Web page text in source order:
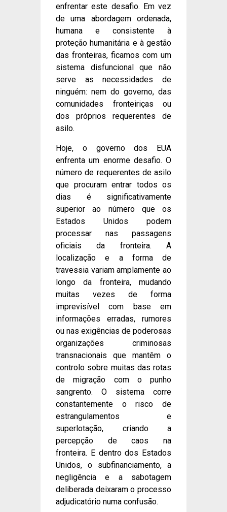
enfrentar este desafio. Em vez
de uma abordagem ordenada,
humana e consistente à
proteção humanitária e à gestão
das fronteiras, ficamos com um
sistema disfuncional que não
serve as necessidades de
ninguém: nem do governo, das
comunidades fronteiriças ou
dos próprios requerentes de
asilo.
Hoje, o governo dos EUA
enfrenta um enorme desafio. O
número de requerentes de asilo
que procuram entrar todos os
dias é significativamente
superior ao número que os
Estados Unidos podem
processar nas passagens
oficiais da fronteira. A
localização e a forma de
travessia variam amplamente ao
longo da fronteira, mudando
muitas vezes de forma
imprevisível com base em
informações erradas, rumores
ou nas exigências de poderosas
organizações criminosas
transnacionais que mantêm o
controlo sobre muitas das rotas
de migração com o punho
sangrento. O sistema corre
constantemente o risco de
estrangulamentos e
superlotação, criando a
percepção de caos na
fronteira. E dentro dos Estados
Unidos, o subfinanciamento, a
negligência e a sabotagem
deliberada deixaram o processo
adjudicatório numa confusão.